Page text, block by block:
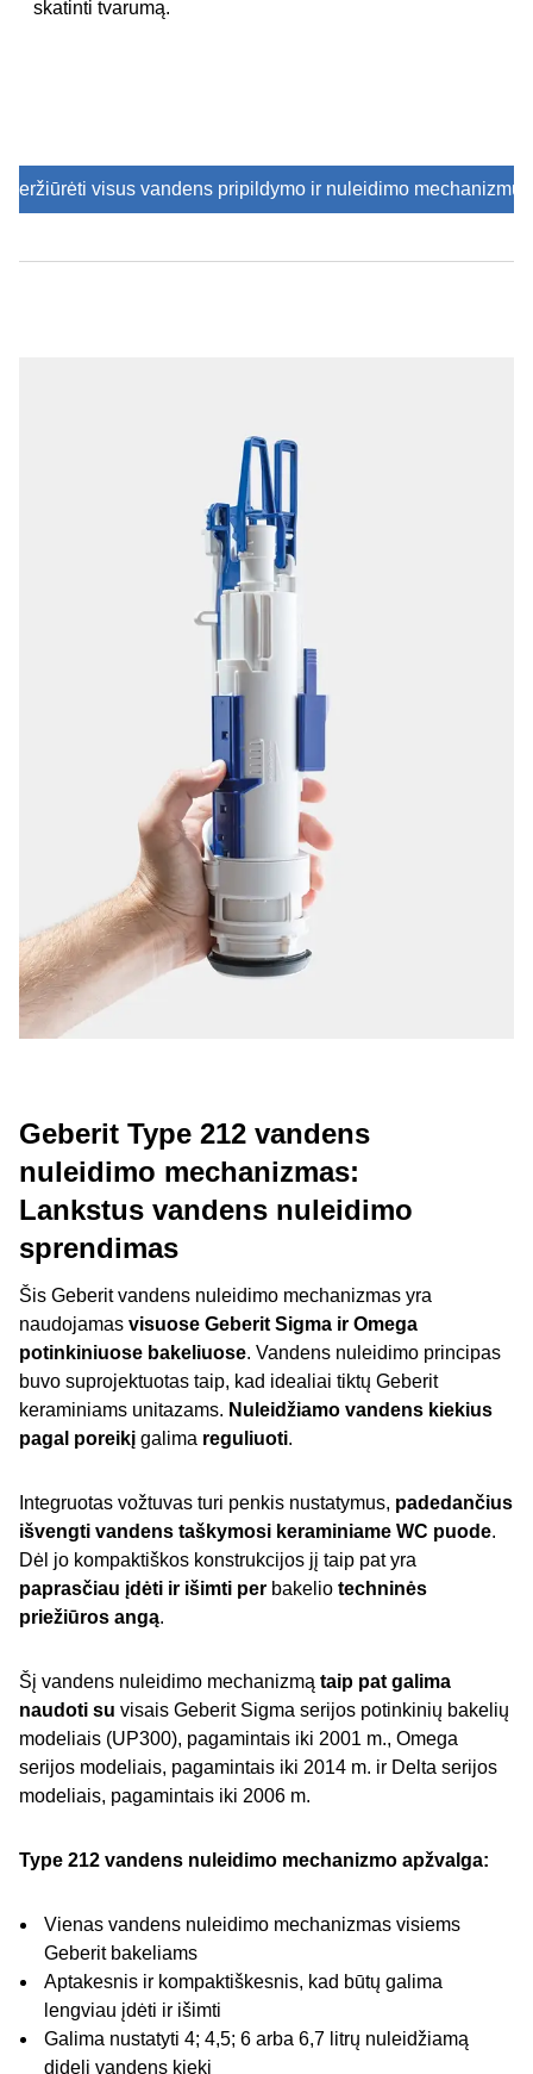
skatinti tvarumą.
Peržiūrėti visus vandens pripildymo ir nuleidimo mechanizmus
Geberit Type 212 vandens
nuleidimo mechanizmas:
Lankstus vandens nuleidimo
sprendimas
Šis Geberit vandens nuleidimo mechanizmas yra
naudojamas visuose Geberit Sigma ir Omega
potinkiniuose bakeliuose. Vandens nuleidimo principas
buvo suprojektuotas taip, kad idealiai tiktų Geberit
keraminiams unitazams. Nuleidžiamo vandens kiekius
pagal poreikį galima reguliuoti.
Integruotas vožtuvas turi penkis nustatymus, padedančius
išvengti vandens taškymosi keraminiame WC puode.
Dėl jo kompaktiškos konstrukcijos jį taip pat yra
paprasčiau įdėti ir išimti per bakelio techninės
priežiūros angą.
Šį vandens nuleidimo mechanizmą taip pat galima
naudoti su visais Geberit Sigma serijos potinkinių bakelių
modeliais (UP300), pagamintais iki 2001 m., Omega
serijos modeliais, pagamintais iki 2014 m. ir Delta serijos
modeliais, pagamintais iki 2006 m.
Type 212 vandens nuleidimo mechanizmo apžvalga:
Vienas vandens nuleidimo mechanizmas visiems
Geberit bakeliams
Aptakesnis ir kompaktiškesnis, kad būtų galima
lengviau įdėti ir išimti
Galima nustatyti 4; 4,5; 6 arba 6,7 litrų nuleidžiamą
didelį vandens kiekį